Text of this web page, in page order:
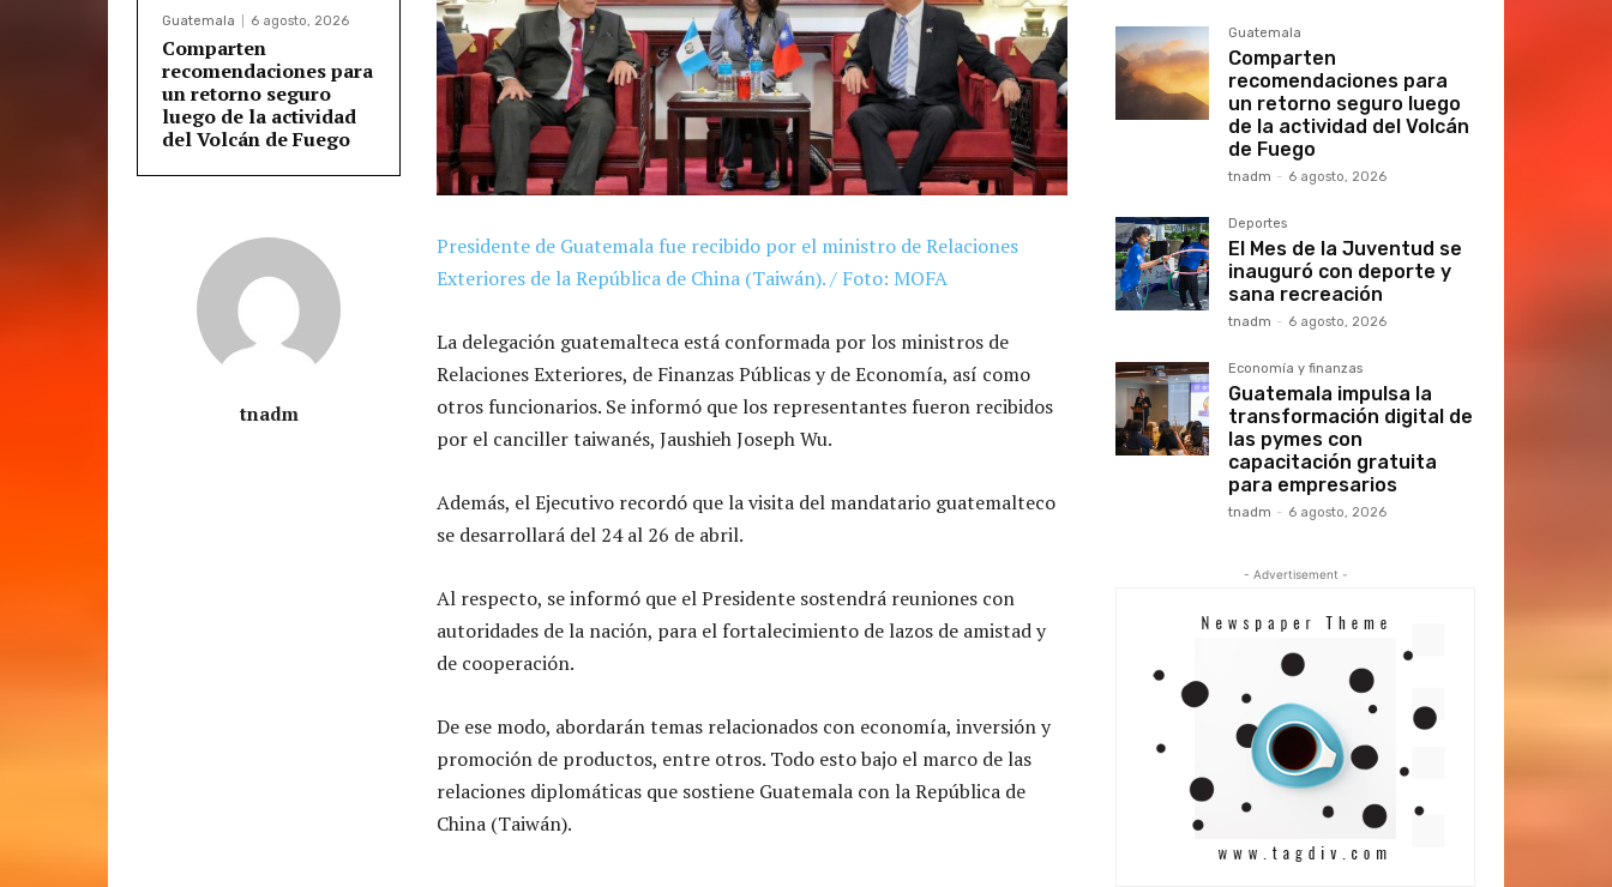
Guatemala 6 agosto, 2026
Comparten
recomendaciones para
un retorno seguro
luego de la actividad
del Volcán de Fuego
tnadm
Presidente de Guatemala fue recibido por el ministro de Relaciones
Exteriores de la República de China (Taiwán). / Foto: MOFA
La delegación guatemalteca está conformada por los ministros de
Relaciones Exteriores, de Finanzas Públicas y de Economía, así como
otros funcionarios. Se informó que los representantes fueron recibidos
por el canciller taiwanés, Jaushieh Joseph Wu.
Además, el Ejecutivo recordó que la visita del mandatario guatemalteco
se desarrollará del 24 al 26 de abril.
Al respecto, se informó que el Presidente sostendrá reuniones con
autoridades de la nación, para el fortalecimiento de lazos de amistad y
de cooperación.
De ese modo, abordarán temas relacionados con economía, inversión y
promoción de productos, entre otros. Todo esto bajo el marco de las
relaciones diplomáticas que sostiene Guatemala con la República de
China (Taiwán).
Guatemala
Comparten
recomendaciones para
un retorno seguro luego
de la actividad del Volcán
de Fuego
tnadm - 6 agosto, 2026
Deportes
El Mes de la Juventud se
inauguró con deporte y
sana recreación
tnadm - 6 agosto, 2026
Economía y finanzas
Guatemala impulsa la
transformación digital de
las pymes con
capacitación gratuita
para empresarios
tnadm - 6 agosto, 2026
- Advertisement -